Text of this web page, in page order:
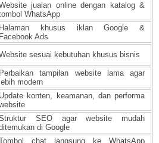
jualan online dengan katalog &
WhatsApp
Halaman khusus iklan Google &
Facebook Ads
sesuai kebutuhan khusus bisnis
Perbaikan tampilan website lama agar
lebih modern
Update konten, keamanan, dan performa
SEO agar website mudah
di Google
chat langsung ke WhatsApp